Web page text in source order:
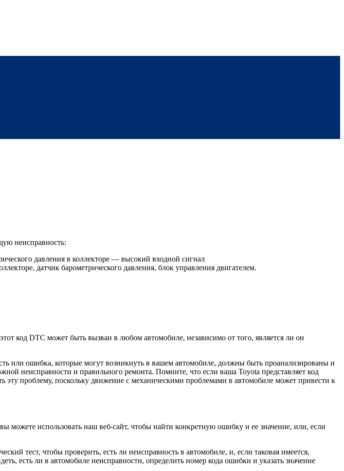
неисправность:
давления в коллекторе — высокий входной сигнал
датчик барометрического давления, блок управления двигателем.
код DTC может быть вызван в любом автомобиле, независимо от того, является ли он
или ошибка, которые могут возникнуть в вашем автомобиле, должны быть проанализированы и
неисправности и правильного ремонта. Помните, что если ваша Toyota представляет код
эту проблему, поскольку движение с механическими проблемами в автомобиле может привести к
можете использовать наш веб-сайт, чтобы найти конкретную ошибку и ее значение, или, если
тест, чтобы проверить, есть ли неисправность в автомобиле, и, если таковая имеется,
есть ли в автомобиле неисправности, определить номер кода ошибки и указать значение